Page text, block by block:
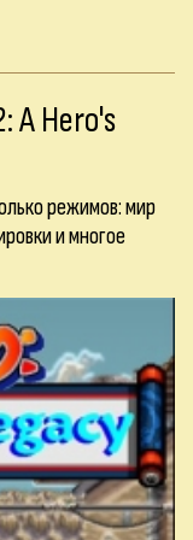
A Hero's
режимов: мир
и многое